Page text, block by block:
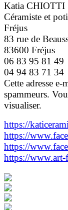
Katia CHIOTTI
Céramiste et
Fréjus
83 rue de
83600 Fréjus
06 83 95 81 49
04 94 83 71 34
Cette adresse
spammeurs.
visualiser.
https://
https://
https://
https://www.art-